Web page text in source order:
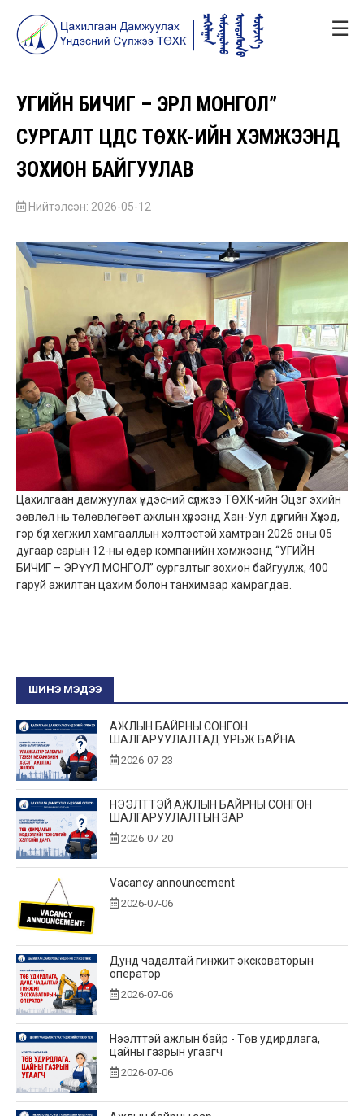
☰
УГИЙН БИЧИГ – ЭРҮҮЛ МОНГОЛ”
СУРГАЛТ ЦДҮС ТӨХК-ИЙН ХЭМЖЭЭНД
ЗОХИОН БАЙГУУЛАВ
Нийтэлсэн: 2026-05-12
Цахилгаан дамжуулах үндэсний сүлжээ ТӨХК-ийн Эцэг эхийн
зөвлөл нь төлөвлөгөөт ажлын хүрээнд Хан-Уул дүүргийн Хүүхэд,
гэр бүл хөгжил хамгааллын хэлтэстэй хамтран 2026 оны 05
дугаар сарын 12-ны өдөр компанийн хэмжээнд “УГИЙН
БИЧИГ – ЭРҮҮЛ МОНГОЛ” сургалтыг зохион байгуулж, 400
гаруй ажилтан цахим болон танхимаар хамрагдав.
ШИНЭ МЭДЭЭ
АЖЛЫН БАЙРНЫ СОНГОН
ШАЛГАРУУЛАЛТАД УРЬЖ БАЙНА
2026-07-23
НЭЭЛТТЭЙ АЖЛЫН БАЙРНЫ СОНГОН
ШАЛГАРУУЛАЛТЫН ЗАР
2026-07-20
Vacancy announcement
2026-07-06
Дунд чадалтай гинжит эксковаторын
оператор
2026-07-06
Нээлттэй ажлын байр - Төв удирдлага,
цайны газрын угаагч
2026-07-06